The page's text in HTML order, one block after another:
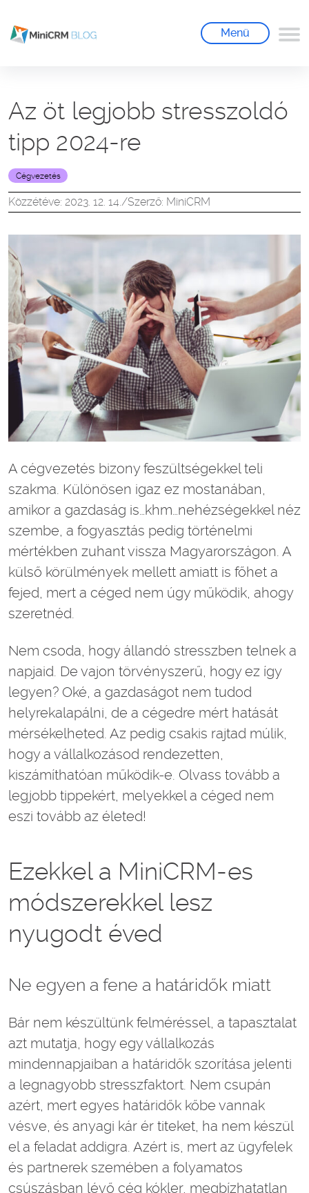
Menü
Az öt legjobb stresszoldó
tipp 2024-re
Cégvezetés
Közzétéve: 2023. 12. 14./Szerző: MiniCRM
A cégvezetés bizony feszültségekkel teli
szakma. Különösen igaz ez mostanában,
amikor a gazdaság is…khm…nehézségekkel néz
szembe, a fogyasztás pedig történelmi
mértékben zuhant vissza Magyarországon. A
külső körülmények mellett amiatt is főhet a
fejed, mert a céged nem úgy működik, ahogy
szeretnéd.
Nem csoda, hogy állandó stresszben telnek a
napjaid. De vajon törvényszerű, hogy ez így
legyen? Oké, a gazdaságot nem tudod
helyrekalapálni, de a cégedre mért hatását
mérsékelheted. Az pedig csakis rajtad múlik,
hogy a vállalkozásod rendezetten,
kiszámíthatóan működik-e. Olvass tovább a
legjobb tippekért, melyekkel a céged nem
eszi tovább az életed!
Ezekkel a MiniCRM-es
módszerekkel lesz
nyugodt éved
Ne egyen a fene a határidők miatt
Bár nem készültünk felméréssel, a tapasztalat
azt mutatja, hogy egy vállalkozás
mindennapjaiban a határidők szorítása jelenti
a legnagyobb stresszfaktort. Nem csupán
azért, mert egyes határidők kőbe vannak
vésve, és anyagi kár ér titeket, ha nem készül
el a feladat addigra. Azért is, mert az ügyfelek
és partnerek szemében a folyamatos
csúszásban lévő cég kókler, megbízhatatlan